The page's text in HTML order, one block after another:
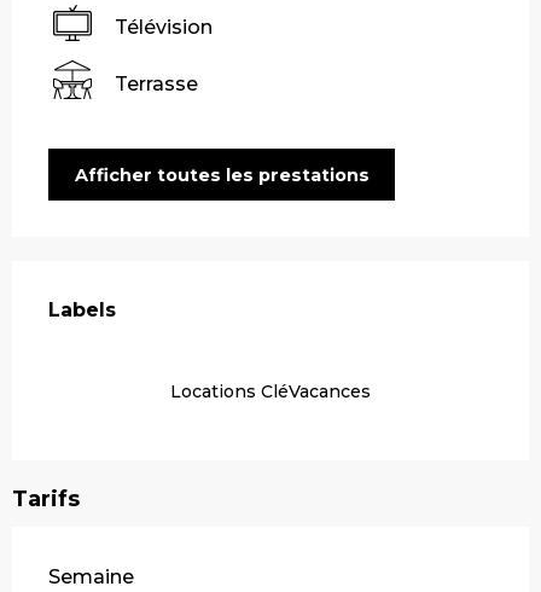
Télévision
Terrasse
Afficher toutes les prestations
Labels
Labels
Locations CléVacances
Tarifs
Tarifs 2026
Semaine